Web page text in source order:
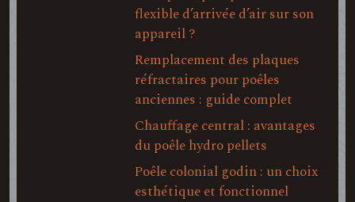
flexible d’arrivée d’air sur son
appareil ?
Remplacement des plaques
réfractaires pour poêles
anciennes : guide complet
Chauffage central : avantages
du poêle hydro pellets
Poêle colonial godin : un choix
esthétique et fonctionnel